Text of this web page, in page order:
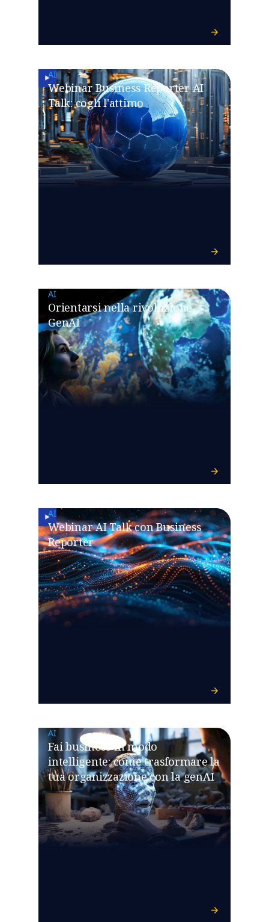
AI
Webinar Business Reporter AI
Talk: cogli l'attimo
AI
Orientarsi nella rivoluzione
GenAI
AI
Webinar AI Talk con Business
Reporter
AI
Fai business in modo
intelligente: come trasformare la
tua organizzazione con la genAI